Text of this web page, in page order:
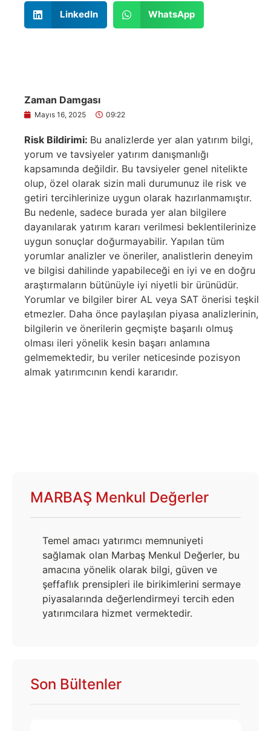
LinkedIn WhatsApp
Zaman Damgası
Mayıs 16, 2025 09:22
Risk Bildirimi: Bu analizlerde yer alan yatırım bilgi,
yorum ve tavsiyeler yatırım danışmanlığı
kapsamında değildir. Bu tavsiyeler genel nitelikte
olup, özel olarak sizin mali durumunuz ile risk ve
getiri tercihlerinize uygun olarak hazırlanmamıştır.
Bu nedenle, sadece burada yer alan bilgilere
dayanılarak yatırım kararı verilmesi beklentilerinize
uygun sonuçlar doğurmayabilir. Yapılan tüm
yorumlar analizler ve öneriler, analistlerin deneyim
ve bilgisi dahilinde yapabileceği en iyi ve en doğru
araştırmaların bütünüyle iyi niyetli bir ürünüdür.
Yorumlar ve bilgiler birer AL veya SAT önerisi teşkil
etmezler. Daha önce paylaşılan piyasa analizlerinin,
bilgilerin ve önerilerin geçmişte başarılı olmuş
olması ileri yönelik kesin başarı anlamına
gelmemektedir, bu veriler neticesinde pozisyon
almak yatırımcının kendi kararıdır.
MARBAŞ Menkul Değerler
Temel amacı yatırımcı memnuniyeti
sağlamak olan Marbaş Menkul Değerler, bu
amacına yönelik olarak bilgi, güven ve
şeffaflık prensipleri ile birikimlerini sermaye
piyasalarında değerlendirmeyi tercih eden
yatırımcılara hizmet vermektedir.
Son Bültenler